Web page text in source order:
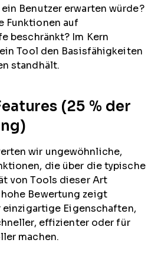
Benutzer erwarten würde?
Funktionen auf
beschränkt? Im Kern
Tool den Basisfähigkeiten
standhält.
(25 % der
wir ungewöhnliche,
die über die typische
von Tools dieser Art
hohe Bewertung zeigt
Eigenschaften,
effizienter oder für
machen.